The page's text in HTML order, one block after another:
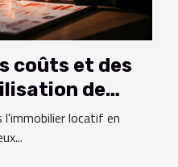
coûts et des
de
locative en
locatif en